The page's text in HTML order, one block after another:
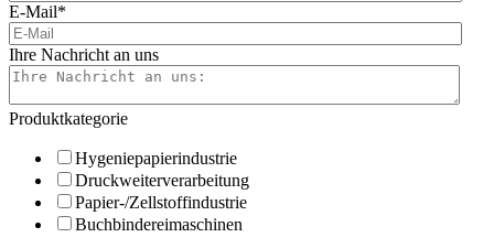
E-Mail*
Ihre Nachricht an uns
Produktkategorie
Hygeniepapierindustrie
Druckweiterverarbeitung
Papier-/Zellstoffindustrie
Buchbindereimaschinen